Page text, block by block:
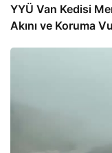
YYÜ Van Kedisi
Akını ve Koruma